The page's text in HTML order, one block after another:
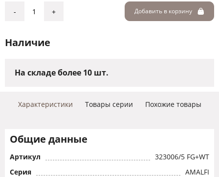
- + Добавить в корзину
Наличие
На складе более 10 шт.
Характеристики Товары серии Похожие товары
Общие данные
Артикул
323006/5 FG+WT
Серия
AMALFI